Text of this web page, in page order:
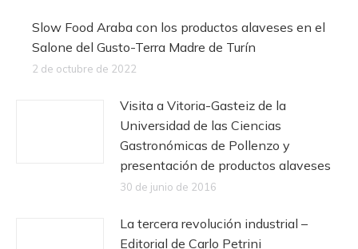
Slow Food Araba con los productos alaveses en el
Salone del Gusto-Terra Madre de Turín
2 de octubre de 2022
Visita a Vitoria-Gasteiz de la
Universidad de las Ciencias
Gastronómicas de Pollenzo y
presentación de productos alaveses
30 de junio de 2016
La tercera revolución industrial –
Editorial de Carlo Petrini